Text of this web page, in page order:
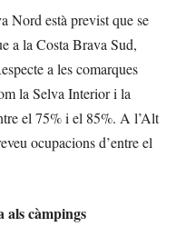
Nord està previst que se
a la Costa Brava Sud,
a les comarques
la Selva Interior i la
el 75% i el 85%. A l’Alt
ocupacions d’entre el
als càmpings